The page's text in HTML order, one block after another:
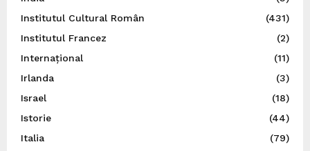
Institutul Cultural Român
(431)
Institutul Francez
(2)
Internațional
(11)
Irlanda
(3)
Israel
(18)
Istorie
(44)
Italia
(79)